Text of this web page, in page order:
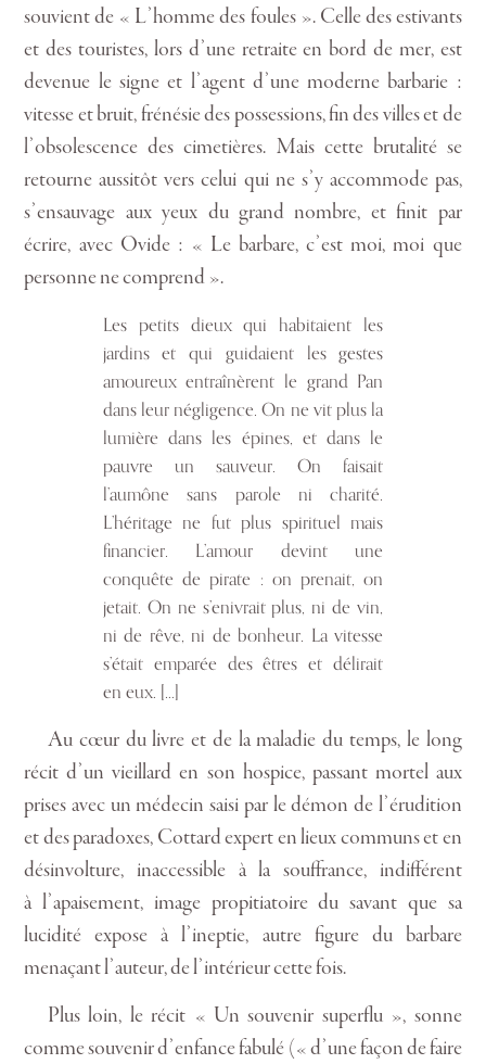
souvient de « L’homme des foules ». Celle des estivants
et des touristes, lors d’une retraite en bord de mer, est
devenue le signe et l’agent d’une moderne barbarie :
vitesse et bruit, frénésie des possessions, fin des villes et de
l’obsolescence des cimetières. Mais cette brutalité se
retourne aussitôt vers celui qui ne s’y accommode pas,
s’ensauvage aux yeux du grand nombre, et finit par
écrire, avec Ovide : « Le barbare, c’est moi, moi que
personne ne comprend ».
Les petits dieux qui habitaient les
jardins et qui guidaient les gestes
amoureux entraînèrent le grand Pan
dans leur négligence. On ne vit plus la
lumière dans les épines, et dans le
pauvre un sauveur. On faisait
l’aumône sans parole ni charité.
L’héritage ne fut plus spirituel mais
financier. L’amour devint une
conquête de pirate : on prenait, on
jetait. On ne s’enivrait plus, ni de vin,
ni de rêve, ni de bonheur. La vitesse
s’était emparée des êtres et délirait
en eux. […]
Au cœur du livre et de la maladie du temps, le long
récit d’un vieillard en son hospice, passant mortel aux
prises avec un médecin saisi par le démon de l’érudition
et des paradoxes, Cottard expert en lieux communs et en
désinvolture, inaccessible à la souffrance, indifférent
à l’apaisement, image propitiatoire du savant que sa
lucidité expose à l’ineptie, autre figure du barbare
menaçant l’auteur, de l’intérieur cette fois.
Plus loin, le récit « Un souvenir superflu », sonne
comme souvenir d’enfance fabulé (« d’une façon de faire